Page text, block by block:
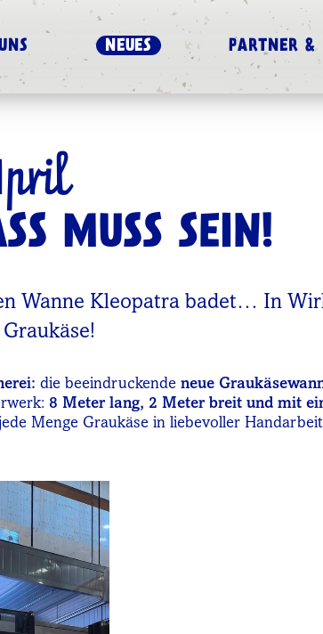
NEUES PARTNER &
MUSS SEIN!
Wanne Kleopatra badet… In
die beeindruckende neue
8 Meter lang, 2 Meter breit und mit
Menge Graukäse in liebevoller